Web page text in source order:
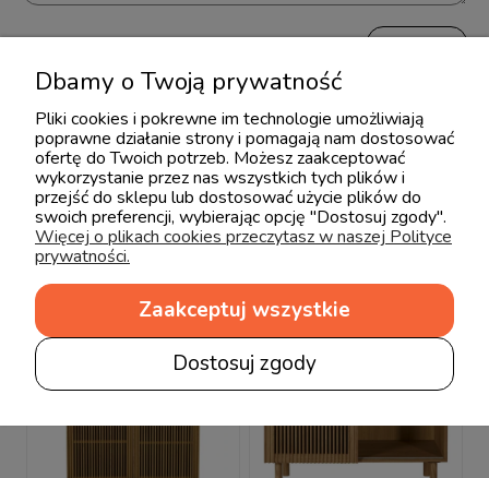
Produkty powiązane
Dbamy o Twoją prywatność
Pliki cookies i pokrewne im technologie umożliwiają
poprawne działanie strony i pomagają nam dostosować
ofertę do Twoich potrzeb. Możesz zaakceptować
wykorzystanie przez nas wszystkich tych plików i
przejść do sklepu lub dostosować użycie plików do
swoich preferencji, wybierając opcję "Dostosuj zgody".
Więcej o plikach cookies przeczytasz w naszej Polityce
prywatności.
Dostosuj zgody
Zaakceptuj wszystkie